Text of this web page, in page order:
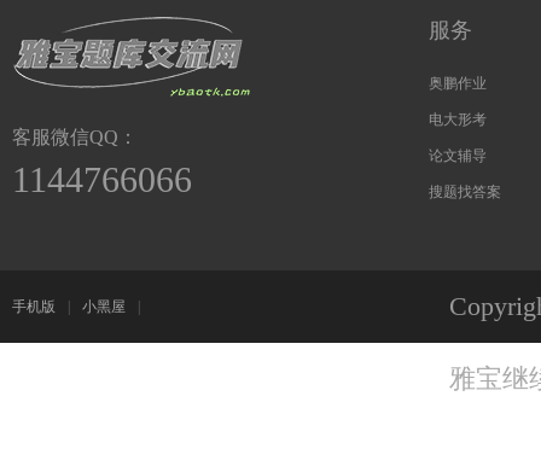
客服微信QQ：
1144766066
服务
奥鹏作业
电大形考
论文辅导
搜题找答案
手机版 小黑屋
雅宝继